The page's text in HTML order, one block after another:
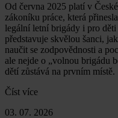
Od června 2025 platí v
zákoníku práce, která
legální letní brigády i pro
představuje skvělou šanci,
naučit se zodpovědnosti a
ale nejde o „volnou brigádu
dětí zůstává na prvním místě.
Číst více
03. 07. 2026